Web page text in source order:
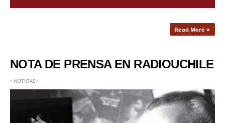
Read More »
NOTA DE PRENSA EN RADIOUCHILE
• NOTICIAS•